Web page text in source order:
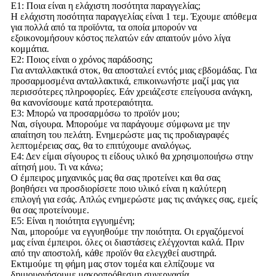
Ε1: Ποια είναι η ελάχιστη ποσότητα παραγγελίας;
Η ελάχιστη ποσότητα παραγγελίας είναι 1 τεμ. Έχουμε απόθεμα
για πολλά από τα προϊόντα, τα οποία μπορούν να
εξοικονομήσουν κόστος πελατών εάν απαιτούν μόνο λίγα
κομμάτια.
Ε2: Ποιος είναι ο χρόνος παράδοσης;
Για ανταλλακτικά στοκ, θα αποσταλεί εντός μιας εβδομάδας. Για
προσαρμοσμένα ανταλλακτικά, επικοινωνήστε μαζί μας για
περισσότερες πληροφορίες. Εάν χρειάζεστε επείγουσα ανάγκη,
θα κανονίσουμε κατά προτεραιότητα.
Ε3: Μπορώ να προσαρμόσω το προϊόν μου;
Ναι, σίγουρα. Μπορούμε να παράγουμε σύμφωνα με την
απαίτηση του πελάτη. Ενημερώστε μας τις προδιαγραφές
λεπτομέρειας σας, θα το επιτύχουμε αναλόγως.
Ε4: Δεν είμαι σίγουρος τι είδους υλικό θα χρησιμοποιήσω στην
αίτησή μου. Τι να κάνω;
Ο έμπειρος μηχανικός μας θα σας προτείνει και θα σας
βοηθήσει να προσδιορίσετε ποιο υλικό είναι η καλύτερη
επιλογή για εσάς. Απλώς ενημερώστε μας τις ανάγκες σας, εμείς
θα σας προτείνουμε.
Ε5: Είναι η ποιότητα εγγυημένη;
Ναι, μπορούμε να εγγυηθούμε την ποιότητα. Οι εργαζόμενοί
μας είναι έμπειροι. όλες οι διαστάσεις ελέγχονται καλά. Πριν
από την αποστολή, κάθε προϊόν θα ελεγχθεί αυστηρά.
Εκτιμούμε τη φήμη μας στον τομέα και ελπίζουμε να